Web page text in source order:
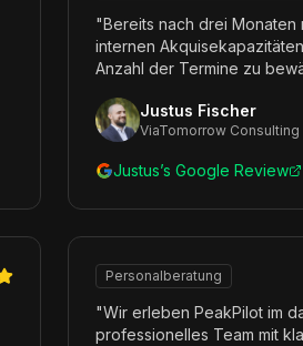
"Bereits nach drei Monaten
internen
Anzahl der Termine zu
Justus Fischer
ViaTomorrow Consulting
Justus’s Google Review
Personalberatung
"Wir erleben PeakPilot im
professionelles Team mit